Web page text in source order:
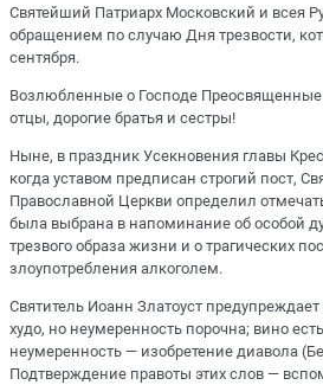
Святейший Патриарх Московский и всея
обращением по случаю Дня трезвости,
сентября.
Возлюбленные о Господе
отцы, дорогие братья и сестры!
Ныне, в праздник Усекновения главы
когда уставом предписан строгий пост,
Православной Церкви определил
была выбрана в напоминание об особой
трезвого образа жизни и о трагических
злоупотребления алкоголем.
Святитель Иоанн Златоуст
худо, но неумеренность порочна; вино
неумеренность — изобретение диавола
Подтверждение правоты этих слов —